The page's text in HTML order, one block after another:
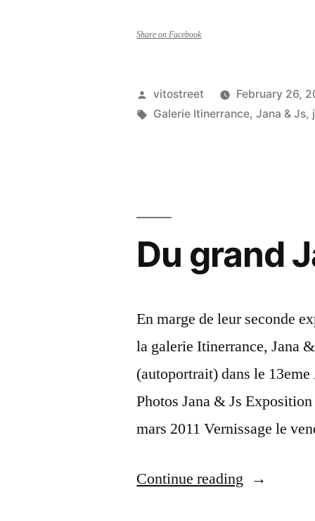
Share on Facebook
Posted
by
vitostreet February 26,
Tags:
Galerie Itinerrance,Jana & Js,
Du grand
En marge de leur seconde
la galerie Itinerrance, Jana
(autoportrait) dans le
Photos Jana & Js
mars 2011 Vernissage le
Continue reading “Du